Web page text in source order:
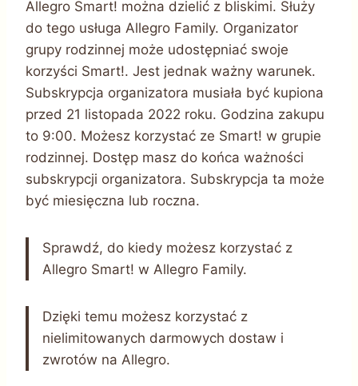
Allegro Smart! można dzielić z bliskimi. Służy
do tego usługa Allegro Family. Organizator
grupy rodzinnej może udostępniać swoje
korzyści Smart!. Jest jednak ważny warunek.
Subskrypcja organizatora musiała być kupiona
przed 21 listopada 2022 roku. Godzina zakupu
to 9:00. Możesz korzystać ze Smart! w grupie
rodzinnej. Dostęp masz do końca ważności
subskrypcji organizatora. Subskrypcja ta może
być miesięczna lub roczna.
Sprawdź, do kiedy możesz korzystać z
Allegro Smart! w Allegro Family.
Dzięki temu możesz korzystać z
nielimitowanych darmowych dostaw i
zwrotów na Allegro.